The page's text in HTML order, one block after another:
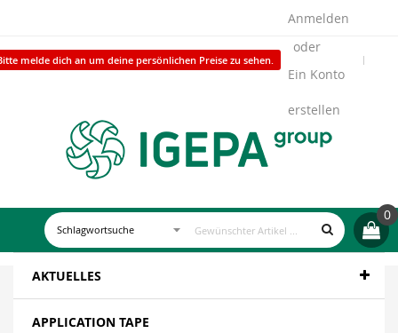
melde dich an um deine persönlichen Preise zu sehen.
Anmelden
Ein Konto
erstellen
0
AKTUELLES
APPLICATION TAPE